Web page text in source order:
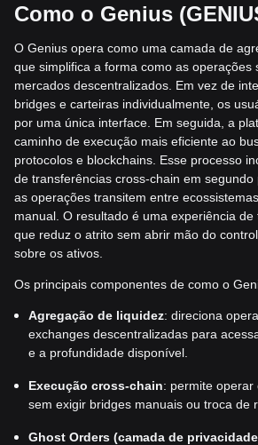
Como o Genius
O Genius opera como uma camada de
que simplifica a forma como as operações
mercados descentralizados. Em vez de
bridges e carteiras individualmente, os
por uma única interface. Em seguida, a
caminho de execução mais eficiente ao
protocolos e blockchains. Esse processo
de transferências cross-chain em
as operações transitem entre
manual. O resultado é uma experiência de
que reduz o atrito sem abrir mão do
sobre os ativos.
Os principais componentes de como o
Agregação de liquidez: direciona
exchanges descentralizadas para
e a profundidade disponível.
Execução cross-chain: permite operar
sem exigir bridges manuais ou troca de
Ghost Orders (camada de